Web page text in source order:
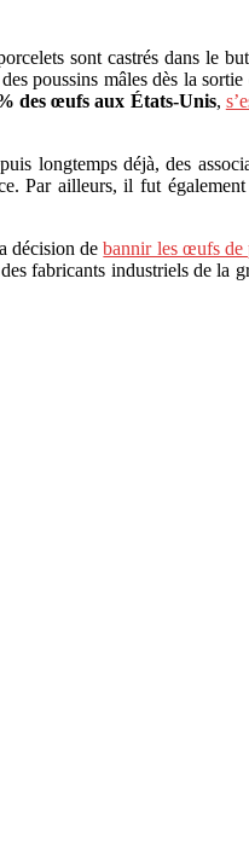
sont castrés dans le
poussins mâles dès la
des œufs aux États-Unis,
longtemps déjà, des
Par ailleurs, il fut
décision debannir les œufs de
fabricants industriels de la